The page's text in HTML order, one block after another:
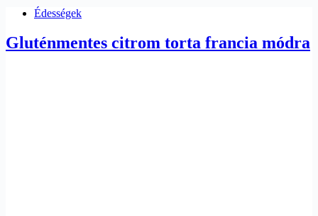
Édességek
Gluténmentes citrom torta francia módra